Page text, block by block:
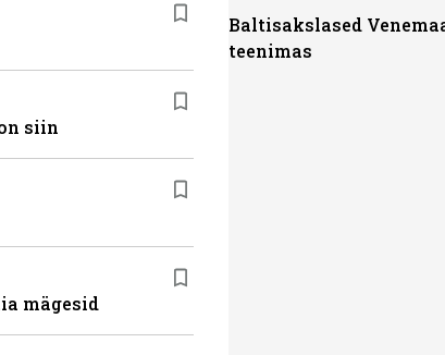
siin
mägesid
Baltisakslased
teenimas